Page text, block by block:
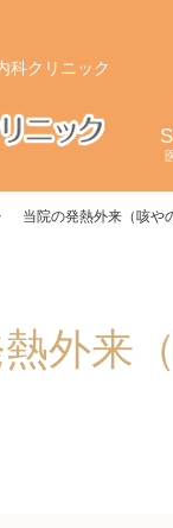
クリニック
当院の発熱外来（咳や
外来